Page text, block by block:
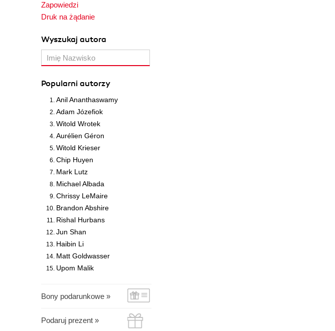
Zapowiedzi
Druk na żądanie
Wyszukaj autora
Popularni autorzy
Anil Ananthaswamy
Adam Józefiok
Witold Wrotek
Aurélien Géron
Witold Krieser
Chip Huyen
Mark Lutz
Michael Albada
Chrissy LeMaire
Brandon Abshire
Rishal Hurbans
Jun Shan
Haibin Li
Matt Goldwasser
Upom Malik
Bony podarunkowe »
Podaruj prezent »